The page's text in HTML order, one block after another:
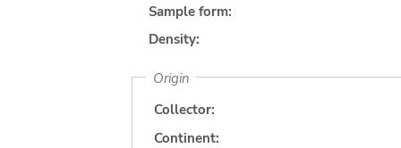
Sample form:
Density:
Origin
Collector:
Continent: